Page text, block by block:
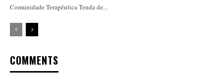
Comunidade Terapêutica Tenda de...
COMMENTS